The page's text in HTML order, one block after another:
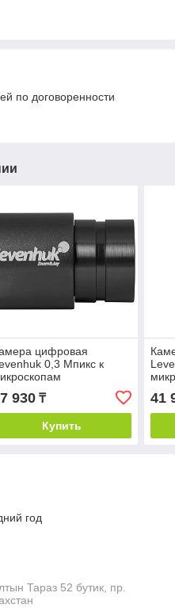
по договоренности
цифровая
0,3 Мпикс к
930₸
Купить
41
год
Тараз 52 бутик, пр.